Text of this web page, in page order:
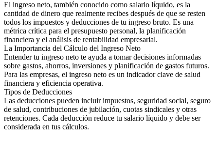
El ingreso neto, también conocido como salario líquido, es la
cantidad de dinero que realmente recibes después de que se resten
todos los impuestos y deducciones de tu ingreso bruto. Es una
métrica crítica para el presupuesto personal, la planificación
financiera y el análisis de rentabilidad empresarial.
La Importancia del Cálculo del Ingreso Neto
Entender tu ingreso neto te ayuda a tomar decisiones informadas
sobre gastos, ahorros, inversiones y planificación de gastos futuros.
Para las empresas, el ingreso neto es un indicador clave de salud
financiera y eficiencia operativa.
Tipos de Deducciones
Las deducciones pueden incluir impuestos, seguridad social, seguro
de salud, contribuciones de jubilación, cuotas sindicales y otras
retenciones. Cada deducción reduce tu salario líquido y debe ser
considerada en tus cálculos.